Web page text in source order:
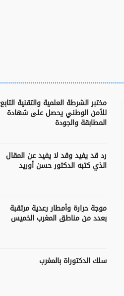
مختبر الشرطة العلمية والتقنية التابع
للأمن الوطني يحصل على شهادة
المطابقة والجودة
رد قد يفيد وقد لا يفيد عن المقال
الذي كتبه الدكتور حسن أوريد
موجة حرارة وأمطار رعدية مرتقبة
بعدد من مناطق المغرب الخميس
سلك الدكتوراة بالمغرب